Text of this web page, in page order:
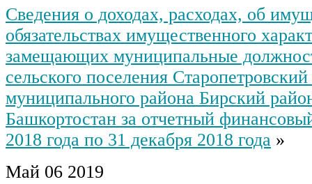
Сведения о доходах, расходах, об
обязательствах имущественного
замещающих муниципальные
сельского поселения Старопетровский
муниципального района Бирский
Башкортостан за отчетный
2018 года по 31 декабря 2018 года »
Май 06 2019